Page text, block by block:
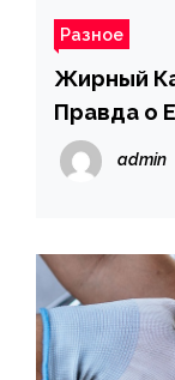
Разное
Жирный
Правда о
admin